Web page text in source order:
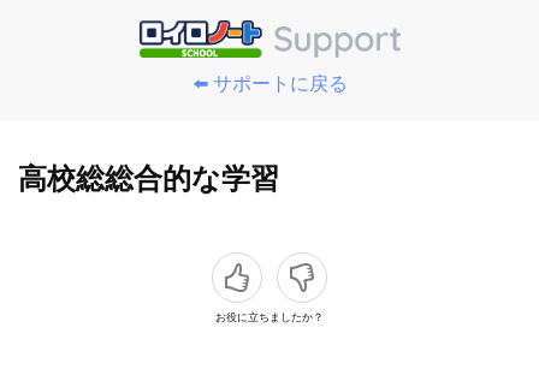
⬅️ サポートに戻る
高校総総合的な学習
お役に立ちましたか？